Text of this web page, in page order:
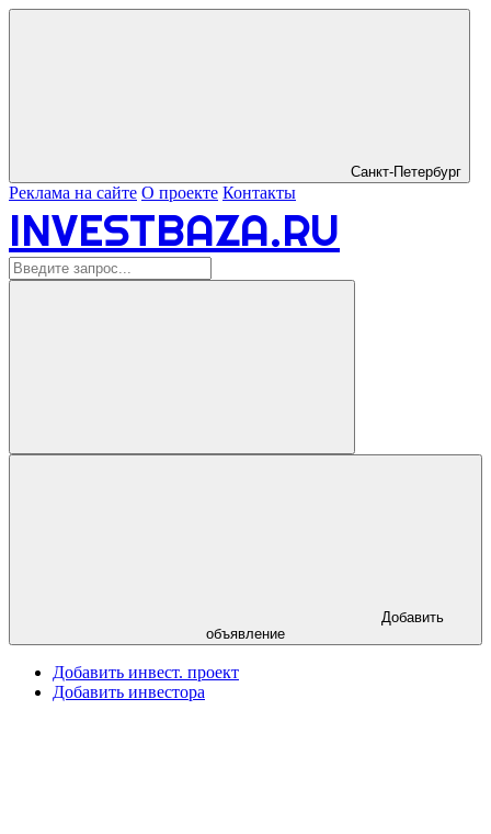
Санкт-Петербург
Реклама на сайте О проекте Контакты
INVESTBAZA.RU
объявление
Добавить инвест. проект
Добавить инвестора